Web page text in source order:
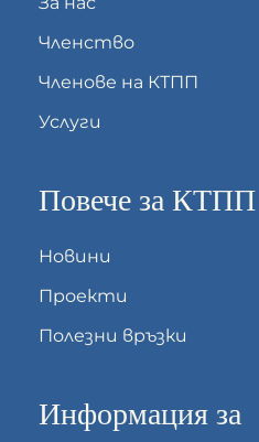
Членство
Членове на КТПП
Услуги
Повече за КТПП
Новини
Проекти
Полезни връзки
Информация за